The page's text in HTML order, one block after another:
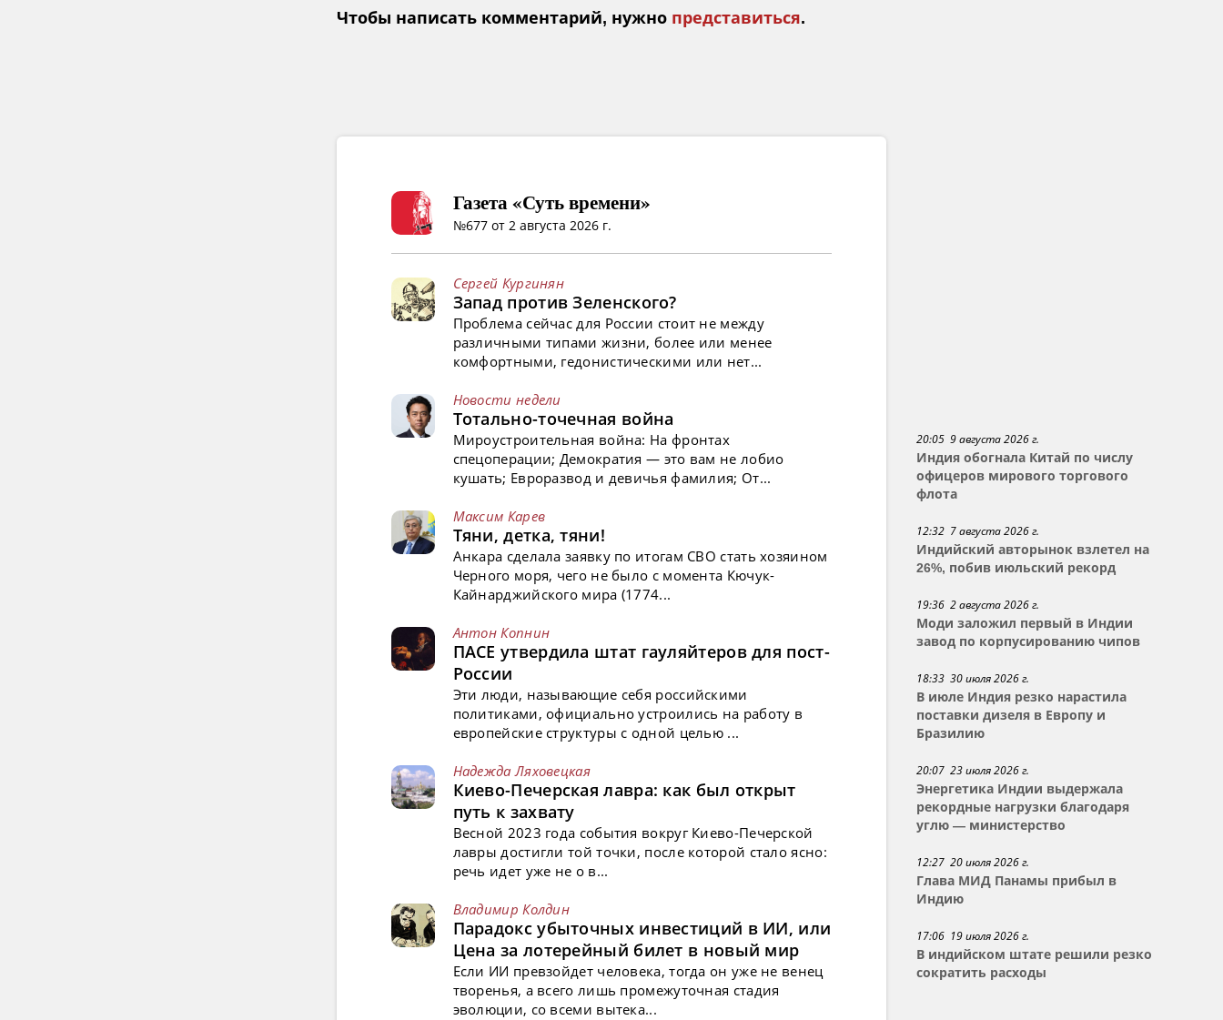
Чтобы написать комментарий, нужно представиться.
20:05 9 августа 2026 г.
Индия обогнала Китай по числу
офицеров мирового торгового
флота
12:32 7 августа 2026 г.
Индийский авторынок взлетел на
26%, побив июльский рекорд
19:36 2 августа 2026 г.
Моди заложил первый в Индии
завод по корпусированию чипов
18:33 30 июля 2026 г.
В июле Индия резко нарастила
поставки дизеля в Европу и
Бразилию
20:07 23 июля 2026 г.
Энергетика Индии выдержала
рекордные нагрузки благодаря
углю — министерство
12:27 20 июля 2026 г.
Глава МИД Панамы прибыл в
Индию
17:06 19 июля 2026 г.
В индийском штате решили резко
сократить расходы
Газета «Суть времени»
№677 от 2 августа 2026 г.
Сергей Кургинян
Запад против Зеленского?
Проблема сейчас для России стоит не между
различными типами жизни, более или менее
комфортными, гедонистическими или нет...
Новости недели
Тотально-точечная война
Мироустроительная война: На фронтах
спецоперации; Демократия — это вам не лобио
кушать; Евроразвод и девичья фамилия; От...
Максим Карев
Тяни, детка, тяни!
Анкара сделала заявку по итогам СВО стать хозяином
Черного моря, чего не было с момента Кючук-
Кайнарджийского мира (1774...
Антон Копнин
ПАСЕ утвердила штат гауляйтеров для пост-
России
Эти люди, называющие себя российскими
политиками, официально устроились на работу в
европейские структуры с одной целью ...
Надежда Ляховецкая
Киево-Печерская лавра: как был открыт
путь к захвату
Весной 2023 года события вокруг Киево-Печерской
лавры достигли той точки, после которой стало ясно:
речь идет уже не о в...
Владимир Колдин
Парадокс убыточных инвестиций в ИИ, или
Цена за лотерейный билет в новый мир
Если ИИ превзойдет человека, тогда он уже не венец
творенья, а всего лишь промежуточная стадия
эволюции, со всеми вытека...